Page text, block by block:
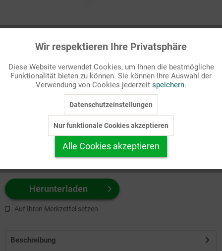
Passende Stichworte
Bibel, NT
zuerst Ihr Produktformat aus.
z.B. Farbe-Grafik, Schwarz-Weiß-Grafik, mit/ohne Text ...
Herunterladen
Auf Ihren Merkzettel setzen
Beschreibung
Funktionale Aktiv
Marketing Inaktiv
Personalisierung Inaktiv
Service
Wir respektieren Ihre Privatsphäre
Diese Website verwendet Cookies, um Ihnen die bestmögliche
Funktionalität bieten zu können. Sie können Ihre Auswahl der
Verwendung von Cookies jederzeit speichern.
Datenschutzeinstellungen
Nur funktionale Cookies akzeptieren
Alle Cookies akzeptieren